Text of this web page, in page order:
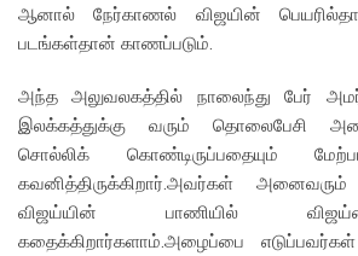
ஆனால் நேர்காணல் விஜயின்
படங்கள்தான் காணப்படும்.
அந்த அலுவலகத்தில் நாலைந்து பேர்
இலக்கத்துக்கு வரும் தொலைபேசி
சொல்லிக் கொண்டிருப்பதையும்
கவனித்திருக்கிறார்.அவர்கள்
விஜய்யின் பாணியில்
கதைக்கிறார்களாம்.அழைப்பை